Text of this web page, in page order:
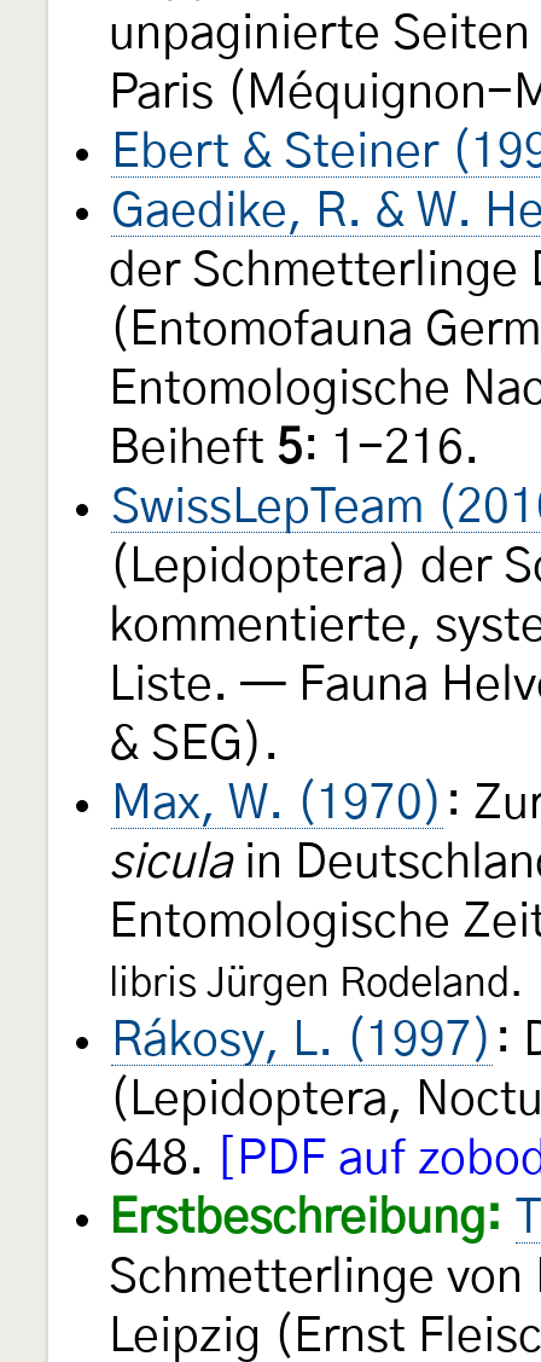
unpaginierte
Paris (Méquignon-
Ebert & Steiner
Gaedike, R. & W.
der Schmetterlinge
(Entomofauna
Entomologische
Beiheft 5: 1-216.
SwissLepTeam
(Lepidoptera) der
kommentierte,
Liste. — Fauna
& SEG).
Max, W. (1970) :
siculain
Entomologische
libris Jürgen Rodeland.
Rákosy, L. (1997) :
(Lepidoptera,
648.
[PDF auf
Erstbeschreibung:
Schmetterlinge von
Leipzig (Ernst